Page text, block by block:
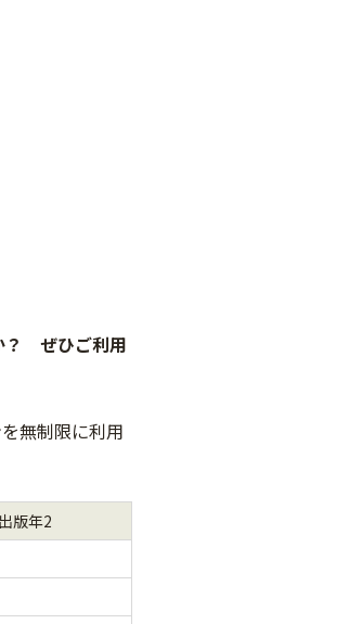
？ ぜひご利用
無制限に利用
出版年2